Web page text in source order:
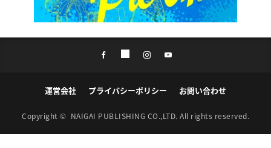
運営会社 プライバシーポリシー お問い合わせ
Copyright © NAIGAI PUBLISHING CO.,LTD. All rights reserved.